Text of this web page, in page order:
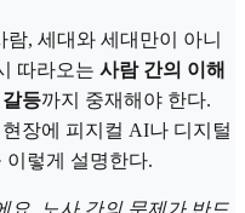
, 세대와 세대만이 아니
따라오는 사람 간의 이해
등까지 중재해야 한다.
장에 피지컬 AI나 디지털
이렇게 설명한다.
요. 노사 간의 문제가 반드